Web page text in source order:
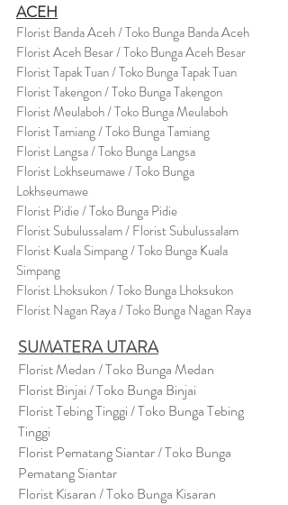
ACEH
Florist Banda Aceh / Toko Bunga Banda Aceh
Florist Aceh Besar / Toko Bunga Aceh Besar
Florist Tapak Tuan / Toko Bunga Tapak Tuan
Florist Takengon / Toko Bunga Takengon
Florist Meulaboh / Toko Bunga Meulaboh
Florist Tamiang / Toko Bunga Tamiang
Florist Langsa / Toko Bunga Langsa
Florist Lokhseumawe / Toko Bunga
Lokhseumawe
Florist Pidie / Toko Bunga Pidie
Florist Subulussalam / Florist Subulussalam
Florist Kuala Simpang / Toko Bunga Kuala
Simpang
Florist Lhoksukon / Toko Bunga Lhoksukon
Florist Nagan Raya / Toko Bunga Nagan Raya
SUMATERA UTARA
Florist Medan / Toko Bunga Medan
Florist Binjai / Toko Bunga Binjai
Florist Tebing Tinggi / Toko Bunga Tebing
Tinggi
Florist Pematang Siantar / Toko Bunga
Pematang Siantar
Florist Kisaran / Toko Bunga Kisaran